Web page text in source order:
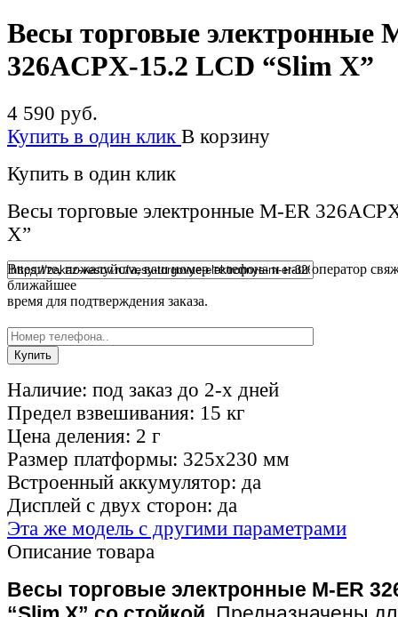
Весы торговые электронные
326ACPX-15.2 LCD “Slim X”
4 590 руб.
Купить в один клик В корзину
Купить в один клик
Весы торговые электронные M-ER
X”
Введите, пожалуйста, ваш номер телефона и наш оператор
ближайшее
время для подтверждения заказа.
Наличие: под заказ до 2-х дней
Предел взвешивания: 15 кг
Цена деления: 2 г
Размер платформы: 325x230 мм
Встроенный аккумулятор: да
Дисплей с двух сторон: да
Эта же модель с другими параметрами
Описание товара
Весы торговые электронные M-ER